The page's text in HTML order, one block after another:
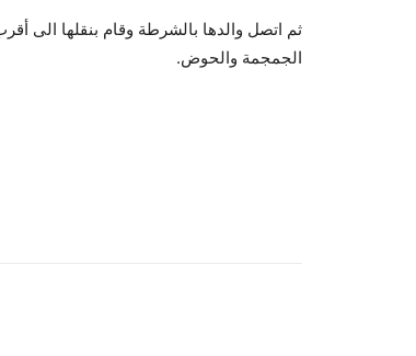
ثم اتصل والدها بالشرطة وقام بنقلها الى
الجمجمة والحوض.